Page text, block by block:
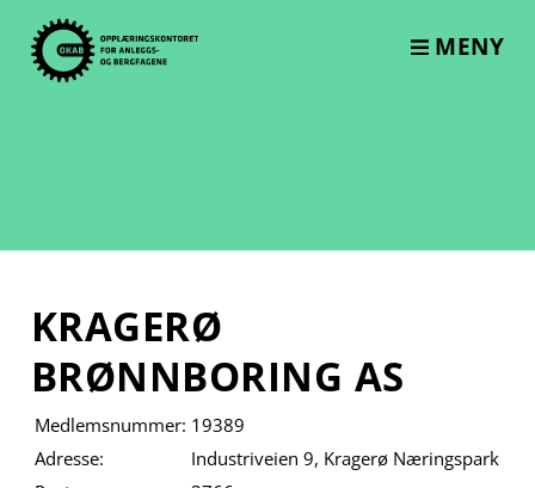
content
MENY
KRAGERØ
BRØNNBORING AS
Medlemsnummer: 19389
Adresse:
Industriveien 9, Kragerø Næringspark